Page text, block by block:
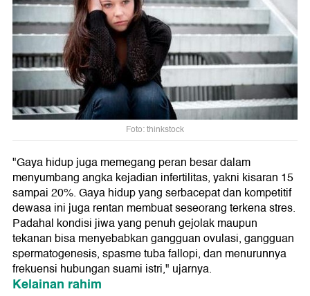
Foto: thinkstock
"Gaya hidup juga memegang peran besar dalam
menyumbang angka kejadian infertilitas, yakni kisaran 15
sampai 20%. Gaya hidup yang serbacepat dan kompetitif
dewasa ini juga rentan membuat seseorang terkena stres.
Padahal kondisi jiwa yang penuh gejolak maupun
tekanan bisa menyebabkan gangguan ovulasi, gangguan
spermatogenesis, spasme tuba fallopi, dan menurunnya
frekuensi hubungan suami istri," ujarnya.
Kelainan rahim